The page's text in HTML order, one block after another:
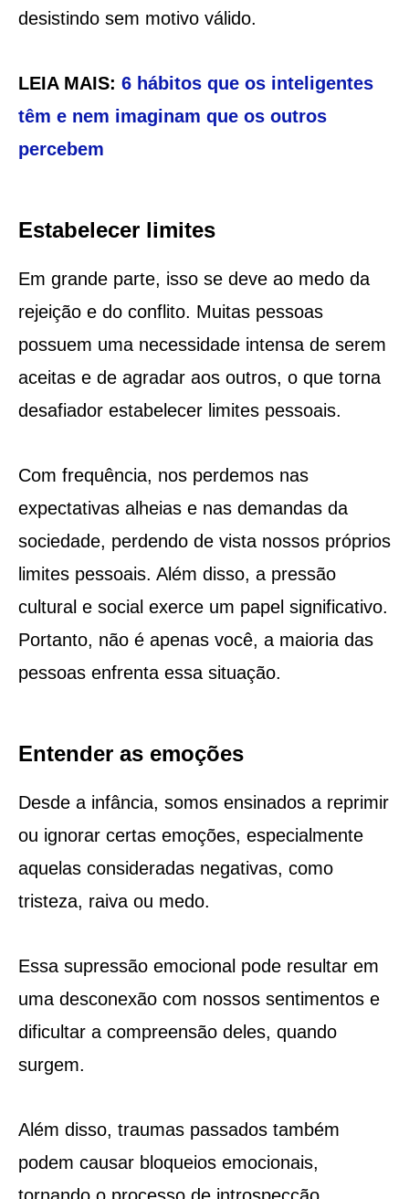
desistindo sem motivo válido.
LEIA MAIS: 6 hábitos que os inteligentes
têm e nem imaginam que os outros
percebem
Estabelecer limites
Em grande parte, isso se deve ao medo da
rejeição e do conflito. Muitas pessoas
possuem uma necessidade intensa de serem
aceitas e de agradar aos outros, o que torna
desafiador estabelecer limites pessoais.
Com frequência, nos perdemos nas
expectativas alheias e nas demandas da
sociedade, perdendo de vista nossos próprios
limites pessoais. Além disso, a pressão
cultural e social exerce um papel significativo.
Portanto, não é apenas você, a maioria das
pessoas enfrenta essa situação.
Entender as emoções
Desde a infância, somos ensinados a reprimir
ou ignorar certas emoções, especialmente
aquelas consideradas negativas, como
tristeza, raiva ou medo.
Essa supressão emocional pode resultar em
uma desconexão com nossos sentimentos e
dificultar a compreensão deles, quando
surgem.
Além disso, traumas passados também
podem causar bloqueios emocionais,